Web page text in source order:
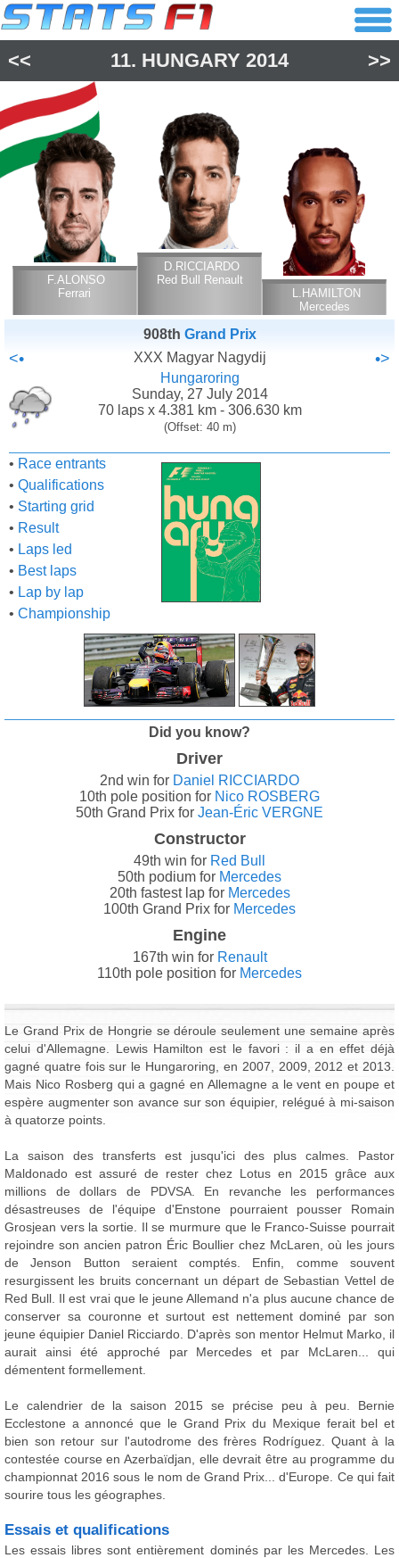
<< 11. HUNGARY 2014 >>
F.ALONSO
Ferrari
D.RICCIARDO
Red Bull Renault
L.HAMILTON
Mercedes
908th Grand Prix
<• XXX Magyar Nagydij •>
Hungaroring
Sunday, 27 July 2014
70 laps x 4.381 km - 306.630 km
(Offset: 40 m)
• Race entrants
• Qualifications
• Starting grid
• Result
• Laps led
• Best laps
• Lap by lap
• Championship
Did you know?
Driver
2nd win for Daniel RICCIARDO
10th pole position for Nico ROSBERG
50th Grand Prix for Jean-Éric VERGNE
Constructor
49th win for Red Bull
50th podium for Mercedes
20th fastest lap for Mercedes
100th Grand Prix for Mercedes
Engine
167th win for Renault
110th pole position for Mercedes
Le Grand Prix de Hongrie se déroule seulement une semaine après
celui d'Allemagne. Lewis Hamilton est le favori : il a en effet déjà
gagné quatre fois sur le Hungaroring, en 2007, 2009, 2012 et 2013.
Mais Nico Rosberg qui a gagné en Allemagne a le vent en poupe et
espère augmenter son avance sur son équipier, relégué à mi-saison
à quatorze points.
La saison des transferts est jusqu'ici des plus calmes. Pastor
Maldonado est assuré de rester chez Lotus en 2015 grâce aux
millions de dollars de PDVSA. En revanche les performances
désastreuses de l'équipe d'Enstone pourraient pousser Romain
Grosjean vers la sortie. Il se murmure que le Franco-Suisse pourrait
rejoindre son ancien patron Éric Boullier chez McLaren, où les jours
de Jenson Button seraient comptés. Enfin, comme souvent
resurgissent les bruits concernant un départ de Sebastian Vettel de
Red Bull. Il est vrai que le jeune Allemand n'a plus aucune chance de
conserver sa couronne et surtout est nettement dominé par son
jeune équipier Daniel Ricciardo. D'après son mentor Helmut Marko, il
aurait ainsi été approché par Mercedes et par McLaren... qui
démentent formellement.
Le calendrier de la saison 2015 se précise peu à peu. Bernie
Ecclestone a annoncé que le Grand Prix du Mexique ferait bel et
bien son retour sur l'autodrome des frères Rodríguez. Quant à la
contestée course en Azerbaïdjan, elle devrait être au programme du
championnat 2016 sous le nom de Grand Prix... d'Europe. Ce qui fait
sourire tous les géographes.
Essais et qualifications
Les essais libres sont entièrement dominés par les Mercedes. Les